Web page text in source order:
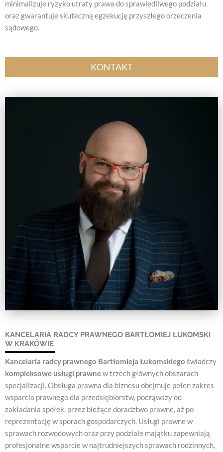
minimalizuje ryzyko utraty prawa do sprawiedliwego podziału
oraz gwarantuje skuteczną egzekucję przyszłego orzeczenia
sądowego.
KONTAKT
KANCELARIA RADCY PRAWNEGO BARTŁOMIEJ ŁUKOMSKI
W KRAKÓWIE
Kancelaria radcy prawnego Bartłomieja Łukomskiego świadczy
kompleksowe usługi prawnew trzech głównych obszarach
specjalizacji. Obsługa prawna dla biznesu obejmuje pełen zakres
wsparcia prawnego dla przedsiębiorstw, począwszy od
zakładania spółek, przez bieżące doradztwo prawne, aż po
reprezentację w sporach gospodarczych. Usługi prawne w
sprawach rozwodowych oraz przy podziale majątku zapewniają
profesjonalne wsparcie w najtrudniejszych sprawach rodzinnych,